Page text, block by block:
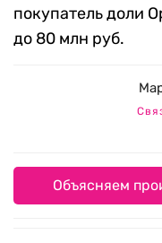
покупатель доли
до 80 млн руб.
Объясняем